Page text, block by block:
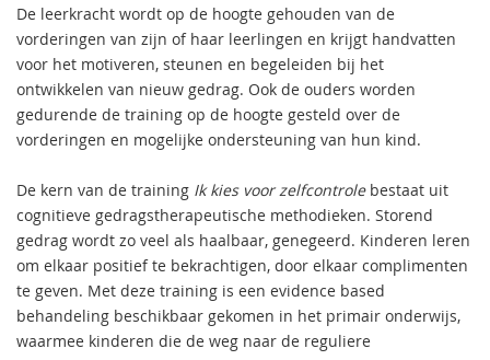
De leerkracht wordt op de hoogte gehouden van de
vorderingen van zijn of haar leerlingen en krijgt handvatten
voor het motiveren, steunen en begeleiden bij het
ontwikkelen van nieuw gedrag. Ook de ouders worden
gedurende de training op de hoogte gesteld over de
vorderingen en mogelijke ondersteuning van hun kind.
De kern van de training Ik kies voor zelfcontrolebestaat uit
cognitieve gedragstherapeutische methodieken. Storend
gedrag wordt zo veel als haalbaar, genegeerd. Kinderen leren
om elkaar positief te bekrachtigen, door elkaar complimenten
te geven. Met deze training is een evidence based
behandeling beschikbaar gekomen in het primair onderwijs,
waarmee kinderen die de weg naar de reguliere